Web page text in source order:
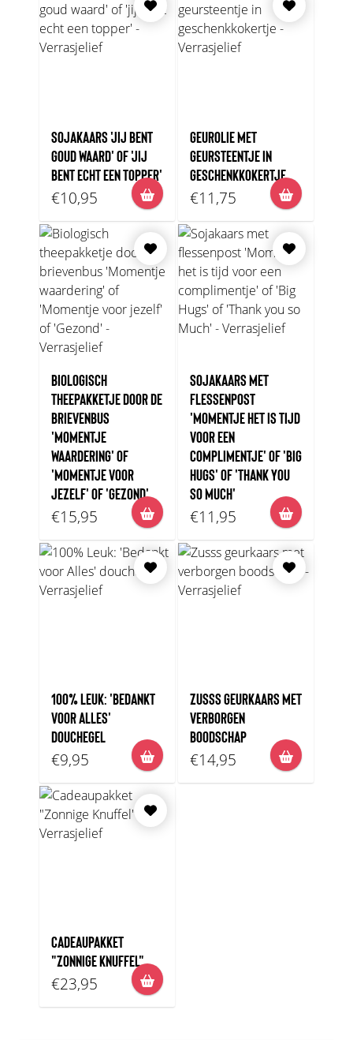
SOJAKAARS 'JIJ BENT
GOUD WAARD' OF 'JIJ
BENT ECHT EEN TOPPER'
€10,95
GEUROLIE MET
GEURSTEENTJE IN
GESCHENKKOKERTJE
€11,75
BIOLOGISCH
THEEPAKKETJE DOOR DE
BRIEVENBUS
'MOMENTJE
WAARDERING' OF
'MOMENTJE VOOR
JEZELF' OF 'GEZOND'
€15,95
SOJAKAARS MET
FLESSENPOST
'MOMENTJE HET IS TIJD
VOOR EEN
COMPLIMENTJE' OF 'BIG
HUGS' OF 'THANK YOU
SO MUCH'
€11,95
100% LEUK: 'BEDANKT
VOOR ALLES'
DOUCHEGEL
€9,95
ZUSSS GEURKAARS MET
VERBORGEN
BOODSCHAP
€14,95
CADEAUPAKKET
"ZONNIGE KNUFFEL"
€23,95